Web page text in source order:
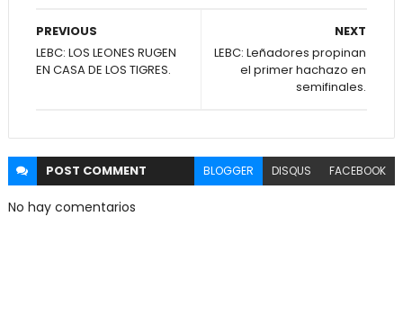
NEXT
LEBC: Leñadores propinan
el primer hachazo en
semifinales.
PREVIOUS
LEBC: LOS LEONES RUGEN
EN CASA DE LOS TIGRES.
POST COMMENT BLOGGER DISQUS FACEBOOK
No hay comentarios